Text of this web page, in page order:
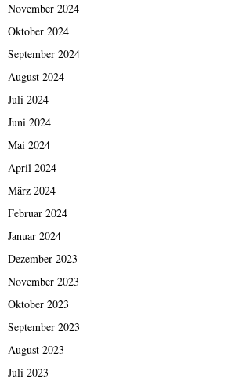
November 2024
Oktober 2024
September 2024
August 2024
Juli 2024
Juni 2024
Mai 2024
April 2024
März 2024
Februar 2024
Januar 2024
Dezember 2023
November 2023
Oktober 2023
September 2023
August 2023
Juli 2023